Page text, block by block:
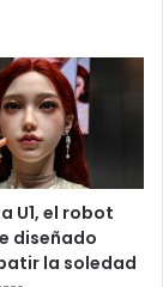
U1, el robot
diseñado
la soledad